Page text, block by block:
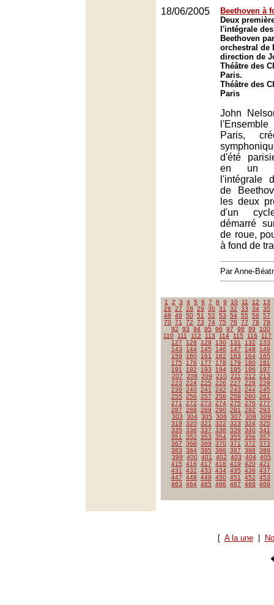
18/06/2005
Beethoven à
Deux
l'intégrale
Beethoven
orchestral de
direction de
Théâtre des
Paris.
Théâtre des
Paris
John
Paris,
d'été
en un
l'intégrale
de
les deux
d'un
démarré
de roue,
à fond de
Par Anne-
1 2 3 4 5 6 7 8 9 10 11 12
13
26
27 28 29 30 31 32 33 34 35
48
49 50 51 52 53 54 55 56
57
70 71 72 73 74 75 76 77 78
79
92
93 94 95 96 97 98 99
100
110
111 112 113 114 115 116
117
127
128 129 130 131 132
133
143
144 145 146 147 148
149
159
160 161 162 163 164
165
175
176 177 178 179 180
181
191
192 193 194 195 196
197
207
208 209 210 211 212
213
223
224 225 226 227 228
229
239
240 241 242 243 244 245
255
256 257 258 259 260 261
271
272 273 274 275 276
277
287
288 289 290 291 292
293
303
304 305 306 307 308
309
319
320 321 322 323 324 325
335
336 337 338 339 340 341
351
352 353 354 355 356
357
367
368 369 370 371 372
373
383
384 385 386 387 388
389
399
400 401 402 403 404 405
415
416 417 418 419 420 421
431
432 433 434 435 436
437
447
448 449 450 451 452
453
463
464 465 466 467 468 469
[ A la une|